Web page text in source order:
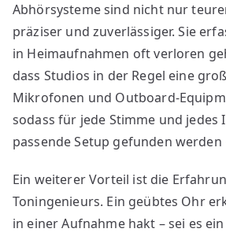
Abhörsysteme sind nicht nur
präziser und zuverlässiger. Sie
in Heimaufnahmen oft verloren
dass Studios in der Regel eine
Mikrofonen und Outboard-
sodass für jede Stimme und jedes
passende Setup gefunden werden
Ein weiterer Vorteil ist die
Toningenieurs. Ein geübtes Ohr
in einer Aufnahme hakt – sei es